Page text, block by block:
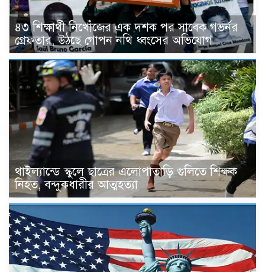
৪৩ শিক্ষার্থী নিখোঁজের এক দশক পর সাবেক গভর্নর
গ্রেফতার, উঠছে গোপন নথি ধ্বংসের অভিযোগ
থাইল্যান্ডে স্কুলে ছাত্রের এলোপাতাড়ি গুলিতে শিক্ষক
নিহত, বন্দুকধারীর আত্মহত্যা